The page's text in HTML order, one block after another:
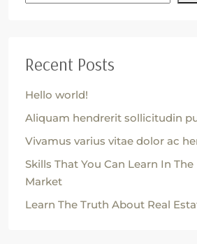
Recent Posts
Hello world!
Aliquam hendrerit sollicitudin
Vivamus varius vitae dolor ac
Skills That You Can Learn In The
Market
Learn The Truth About Real